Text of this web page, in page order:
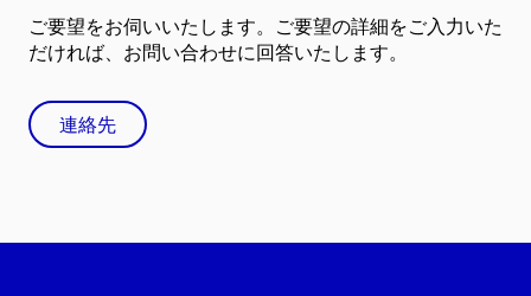
ご要望をお伺いいたします。ご要望の詳細をご入力いた
だければ、お問い合わせに回答いたします。
連絡先